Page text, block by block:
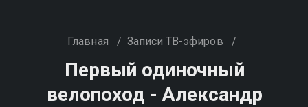
Главная / Записи ТВ-эфиров /
Первый одиночный
велопоход - Александр